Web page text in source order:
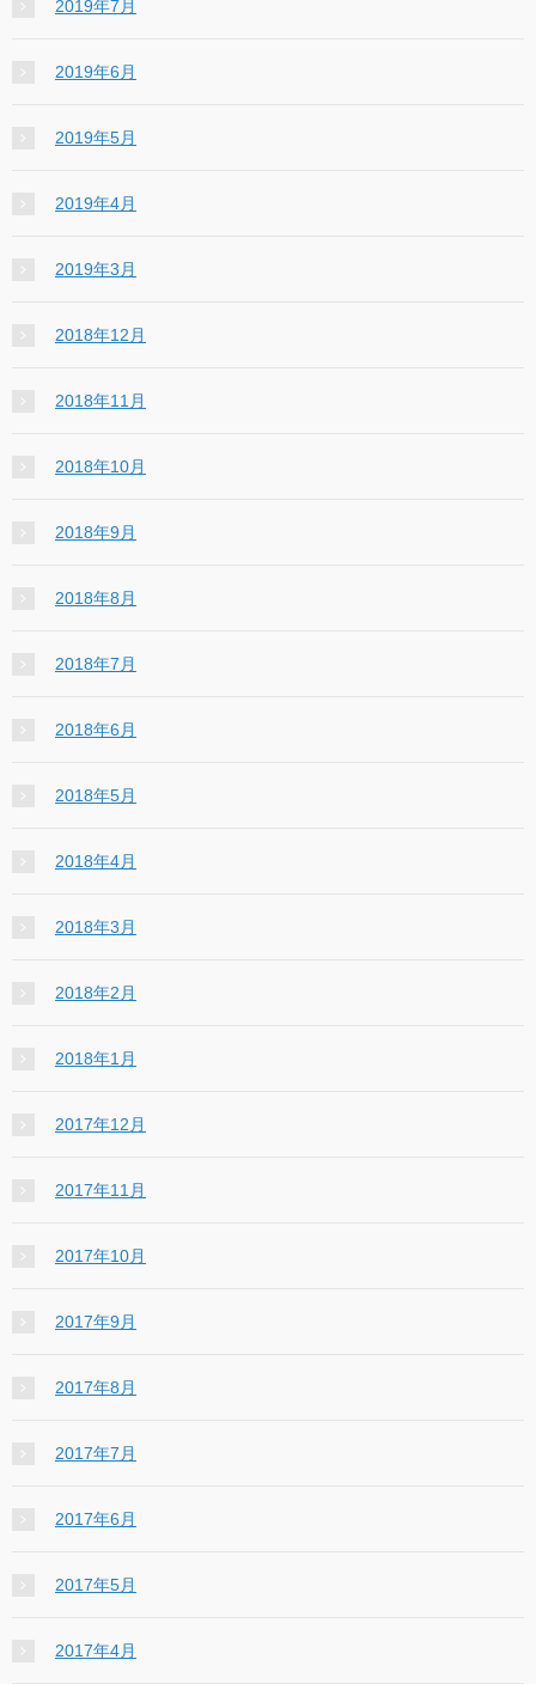
2019年7月
2019年6月
2019年5月
2019年4月
2019年3月
2018年12月
2018年11月
2018年10月
2018年9月
2018年8月
2018年7月
2018年6月
2018年5月
2018年4月
2018年3月
2018年2月
2018年1月
2017年12月
2017年11月
2017年10月
2017年9月
2017年8月
2017年7月
2017年6月
2017年5月
2017年4月